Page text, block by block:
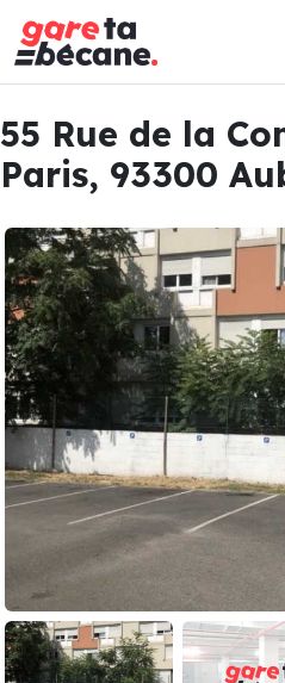
55 Rue de la
Paris, 93300